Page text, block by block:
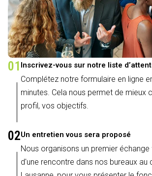
01 Inscrivez-vous sur notre liste
Complétez notre formulaire en ligne
minutes. Cela nous permet de mieux
profil, vos objectifs.
02Un entretien vous sera proposé
Nous organisons un premier échange
d'une rencontre dans nos bureaux au